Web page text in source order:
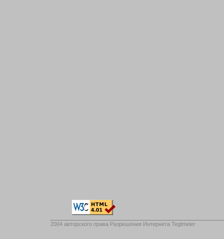
2004 авторского права Разрешения Интернета Tegtmeier